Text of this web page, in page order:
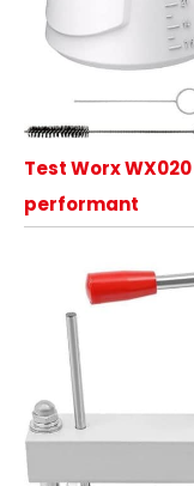
Test Worx
performant